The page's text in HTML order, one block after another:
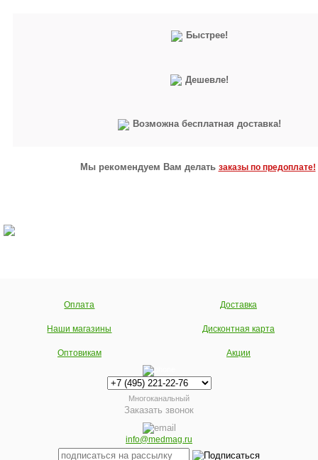
Быстрее!
Дешевле!
Возможна бесплатная доставка!
Мы рекомендуем Вам делать заказы по предоплате!
Оплата Доставка
Наши магазины Дисконтная карта
Оптовикам Акции
Многоканальный
Заказать звонок
info@medmag.ru